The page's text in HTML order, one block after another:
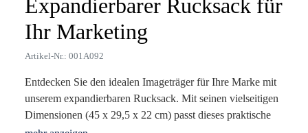
Expandierbarer Rucksack für
Ihr Marketing
Artikel-Nr.: 001A092
Entdecken Sie den idealen Imageträger für Ihre Marke mit
unserem expandierbaren Rucksack. Mit seinen vielseitigen
Dimensionen (45 x 29,5 x 22 cm) passt dieses praktische